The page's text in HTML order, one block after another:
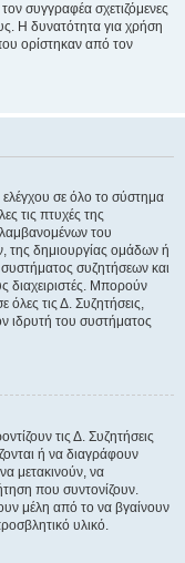
τον συγγραφέα σχετιζόμενες
Η δυνατότητα για χρήση
ορίστηκαν από τον
ελέγχου σε όλο το σύστημα
τις πτυχές της
του
της δημιουργίας ομάδων ή
συζητήσεων και
διαχειριστές. Μπορούν
όλες τις Δ. Συζητήσεις,
ιδρυτή του συστήματος
τις Δ. Συζητήσεις
ή να διαγράφουν
μετακινούν, να
που συντονίζουν.
μέλη από το να βγαίνουν
υλικό.